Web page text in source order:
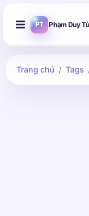
PT Phạm Duy
Trang chủ Tags